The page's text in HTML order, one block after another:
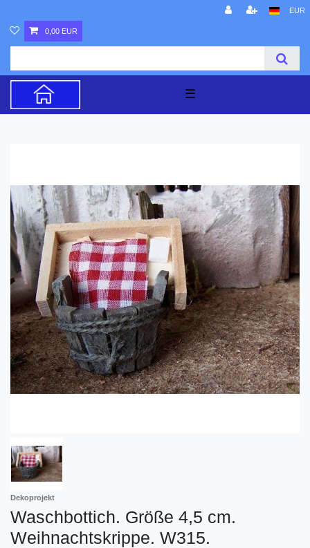
EUR
0,00 EUR
☰
Dekoprojekt
Waschbottich. Größe 4,5 cm.
Weihnachtskrippe. W315.